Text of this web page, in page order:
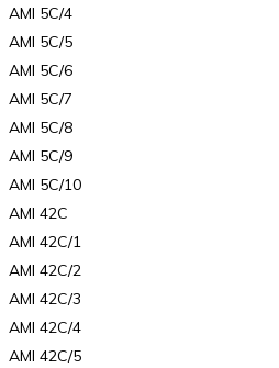
AMI 5C/4
AMI 5C/5
AMI 5C/6
AMI 5C/7
AMI 5C/8
AMI 5C/9
AMI 5C/10
AMI 42C
AMI 42C/1
AMI 42C/2
AMI 42C/3
AMI 42C/4
AMI 42C/5